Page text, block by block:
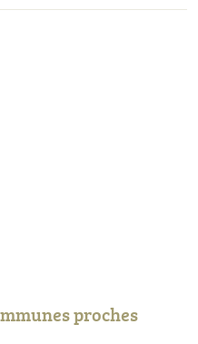
proches